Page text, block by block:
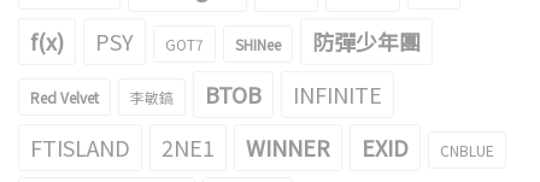
f(x) PSY GOT7 SHINee 防彈少年團
Red Velvet 李敏鎬 BTOB
INFINITE
FTISLAND
2NE1 WINNER EXID CNBLUE